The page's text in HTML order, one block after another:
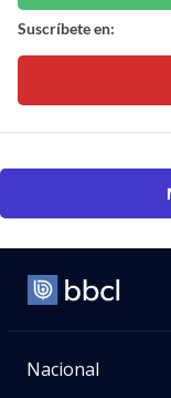
Suscríbete en:
Nacional